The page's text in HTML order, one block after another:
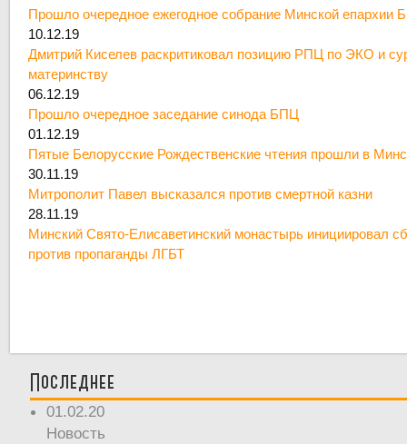
Прошло очередное ежегодное собрание Минской епархии
10.12.19
Дмитрий Киселев раскритиковал позицию РПЦ по ЭКО и
материнству
06.12.19
Прошло очередное заседание синода БПЦ
01.12.19
Пятые Белорусские Рождественские чтения прошли в
30.11.19
Митрополит Павел высказался против смертной казни
28.11.19
Минский Свято-Елисаветинский монастырь инициировал
против пропаганды ЛГБТ
Последнее
01.02.20
Новость